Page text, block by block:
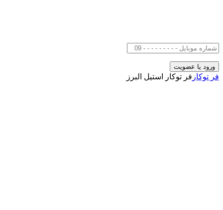
فر توکار فر توکار استیل البرز